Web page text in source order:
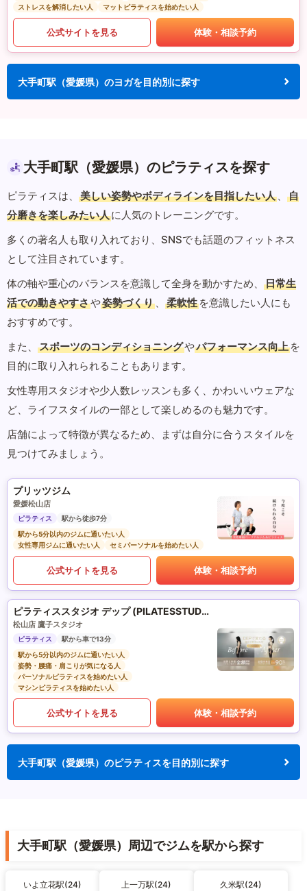
ストレスを解消したい人
マットピラティスを始めたい人
公式サイトを見る 体験・相談予約
大手町駅（愛媛県）のヨガを目的別に探す
大手町駅（愛媛県）のピラティスを探す
ピラティスは、 美しい姿勢やボディラインを目指したい人 、
自
分磨きを楽しみたい人に人気のトレーニングです。
多くの著名人も取り入れており、SNSでも話題のフィットネス
として注目されています。
体の軸や重心のバランスを意識して全身を動かすため、
日常生
活での動きやすさや姿勢づくり 、 柔軟性 を意識したい人にも
おすすめです。
また、
スポーツのコンディショニングやパフォーマンス向上 を
目的に取り入れられることもあります。
女性専用スタジオや少人数レッスンも多く、かわいいウェアな
ど、ライフスタイルの一部として楽しめるのも魅力です。
店舗によって特徴が異なるため、まずは自分に合うスタイルを
見つけてみましょう。
プリッツジム
愛媛松山店
ピラティス
駅から徒歩7分
駅から5分以内のジムに通いたい人
女性専用ジムに通いたい人
セミパーソナルを始めたい人
公式サイトを見る 体験・相談予約
ピラティススタジオ デップ (PILATESSTUDIO DEP)
松山店 鷹子スタジオ
ピラティス
駅から車で13分
駅から5分以内のジムに通いたい人
姿勢・腰痛・肩こりが気になる人
パーソナルピラティスを始めたい人
マシンピラティスを始めたい人
公式サイトを見る 体験・相談予約
大手町駅（愛媛県）のピラティスを目的別に探す
大手町駅（愛媛県）周辺でジムを駅から探す
いよ立花駅(24) 上一万駅(24) 久米駅(24)